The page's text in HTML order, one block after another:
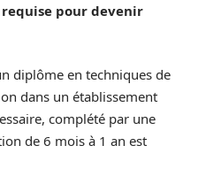
pour devenir
diplôme en techniques de
dans un établissement
complété par une
de 6 mois à 1 an est